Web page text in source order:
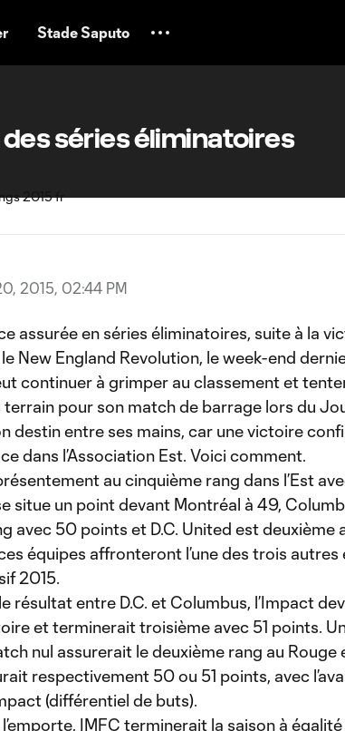
Stade Saputo
séries éliminatoires
2015, 02:44 PM
assurée en séries éliminatoires, suite à la
New England Revolution, le week-end
continuer à grimper au classement et
terrain pour son match de barrage lors du
destin entre ses mains, car une victoire
dans l’Association Est. Voici comment.
au cinquième rang dans l’Est
situe un point devant Montréal à 49,
avec 50 points et D.C. United est deuxième
équipes affronteront l’une des trois autres
2015.
résultat entre D.C. et Columbus, l’Impact
et terminerait troisième avec 51 points.
nul assurerait le deuxième rang au Rouge
respectivement 50 ou 51 points, avec
(différentiel de buts).
IMFC terminerait la saison à égalité